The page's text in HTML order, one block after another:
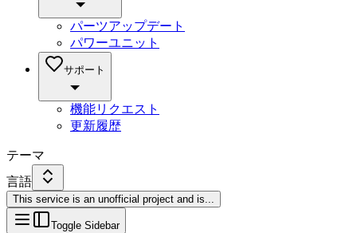
パーツアップデート
パワーユニット
サポート
機能リクエスト
更新履歴
テーマ
言語
This service is an unofficial project and is...
Toggle Sidebar